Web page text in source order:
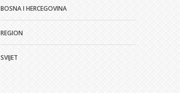
BOSNA I HERCEGOVINA
REGION
SVIJET